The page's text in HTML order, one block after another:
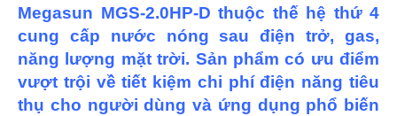
Megasun MGS-2.0HP-D thuộc thế hệ thứ 4
cung cấp nước nóng sau điện trở, gas,
năng lượng mặt trời. Sản phẩm có ưu điểm
vượt trội về tiết kiệm chi phí điện năng tiêu
thụ cho người dùng và ứng dụng phổ biến